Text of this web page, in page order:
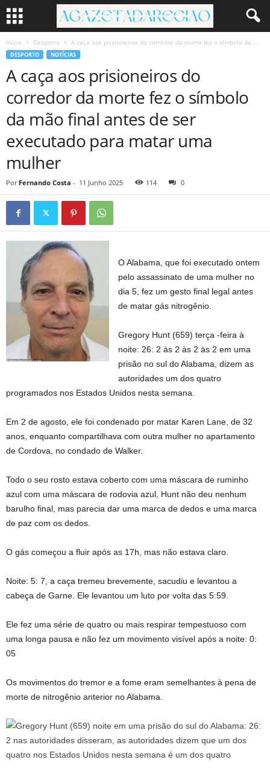
Início Desporto A caça aos prisioneiros do corredor da morte fez o símbolo da...
DESPORTO NOTÍCIAS
A caça aos prisioneiros do
corredor da morte fez o símbolo
da mão final antes de ser
executado para matar uma
mulher
Por Fernando Costa - 11 Junho 2025 114 0
O Alabama, que foi executado ontem
pelo assassinato de uma mulher no
dia 5, fez um gesto final legal antes
de matar gás nitrogênio.
Gregory Hunt (659) terça -feira à
noite: 26: 2 às 2 às 2 às 2 em uma
prisão no sul do Alabama, dizem as
autoridades um dos quatro
programados nos Estados Unidos nesta semana.
Em 2 de agosto, ele foi condenado por matar Karen Lane, de 32
anos, enquanto compartilhava com outra mulher no apartamento
de Cordova, no condado de Walker.
Todo o seu rosto estava coberto com uma máscara de ruminho
azul com uma máscara de rodovia azul, Hunt não deu nenhum
barulho final, mas parecia dar uma marca de dedos e uma marca
de paz com os dedos.
O gás começou a fluir após as 17h, mas não estava claro.
Noite: 5: 7, a caça tremeu brevemente, sacudiu e levantou a
cabeça de Garne. Ele levantou um luto por volta das 5:59.
Ele fez uma série de quatro ou mais respirar tempestuoso com
uma longa pausa e não fez um movimento visível após a noite: 0:
05
Os movimentos do tremor e a fome eram semelhantes à pena de
morte de nitrogênio anterior no Alabama.